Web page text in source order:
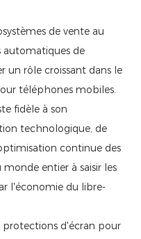
de vente au
automatiques de
un rôle croissant dans le
téléphones mobiles.
fidèle à son
technologique, de
continue des
entier à saisir les
l'économie du libre-